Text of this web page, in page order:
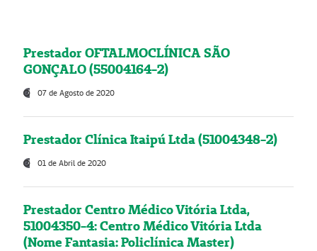
Prestador OFTALMOCLÍNICA SÃO
GONÇALO (55004164-2)
07 de Agosto de 2020
Prestador Clínica Itaipú Ltda (51004348-2)
01 de Abril de 2020
Prestador Centro Médico Vitória Ltda,
51004350-4: Centro Médico Vitória Ltda
(Nome Fantasia: Policlínica Master)